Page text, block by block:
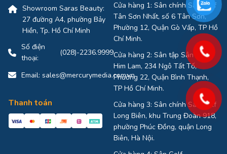
Showroom Saras Beauty:
27 đường A4, phường Bảy
Hiền, Tp. Hồ Chí Minh
Số điện
thoại:
(028)-2236.9999
Email: sales@mercurymedia.com.vn
Thanh toán
Cửa hàng 1: Sân chính Sân Golf
Tân Sơn Nhất, số 6 Tân Sơn,
Phường 12, Quận Gò Vấp, TP Hồ
Chí Minh.
Cửa hàng 2: Sân tập Sân Golf
Him Lam, 234 Ngô Tất Tố,
Phường 22, Quận Bình Thạnh,
TP Hồ Chí Minh.
Cửa hàng 3: Sân chính Sân Golf
Long Biên, khu Trung Đoàn 918,
phường Phúc Đồng, quận Long
Biên, Hà Nội.